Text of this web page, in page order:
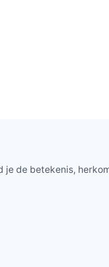
de betekenis,